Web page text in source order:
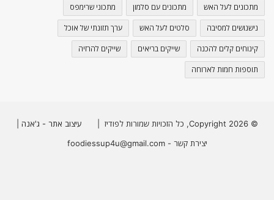
מתכונים לעל האש מתכונים עם סלמון מתכוני שרימפס
נישנושים למסיבה סלטים לעל האש ערך תזונתי של אוכל
קינוחים קלים להכנה שייקים בריאים שייקים להרזיה
תוספות חמות לארוחה
© Copyright 2026, כל הזכויות שמורות לפודיז | עיצוב אתר - ג'אנה
יצירת קשר - foodiessup4u@gmail.com